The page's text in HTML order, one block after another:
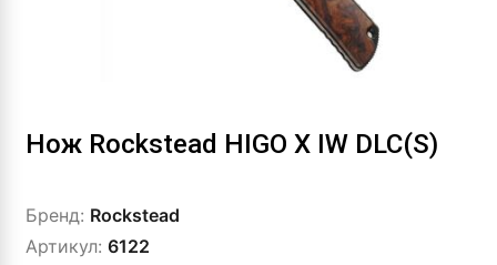
Нож Rockstead HIGO X IW DLC(S)
Бренд: Rockstead
Артикул: 6122